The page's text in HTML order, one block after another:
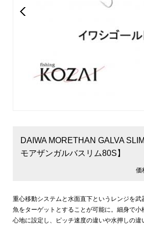
DAIWA MORETHAN GALVA
モアザンガルバスリム80S】
重心移動システムと水面直下というレンジを
魚をターゲットとすることが可能に。細身で小
心地に設定し、ピッチ速度の違いや水押しの